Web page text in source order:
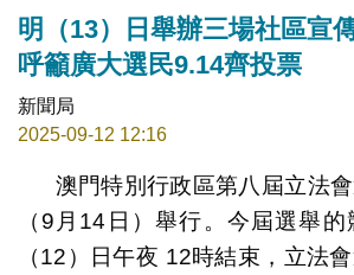
明（13）日舉辦三場社區宣
呼籲廣大選民9.14齊投票
新聞局
2025-09-12 12:16
澳門特別行政區第八屆立法
（9月14日）舉行。今屆選舉
（12）日午夜 12時結束，立法